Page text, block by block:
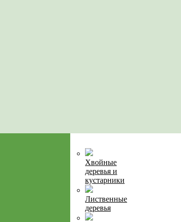
Хвойные
деревья и
кустарники
Лиственные
деревья